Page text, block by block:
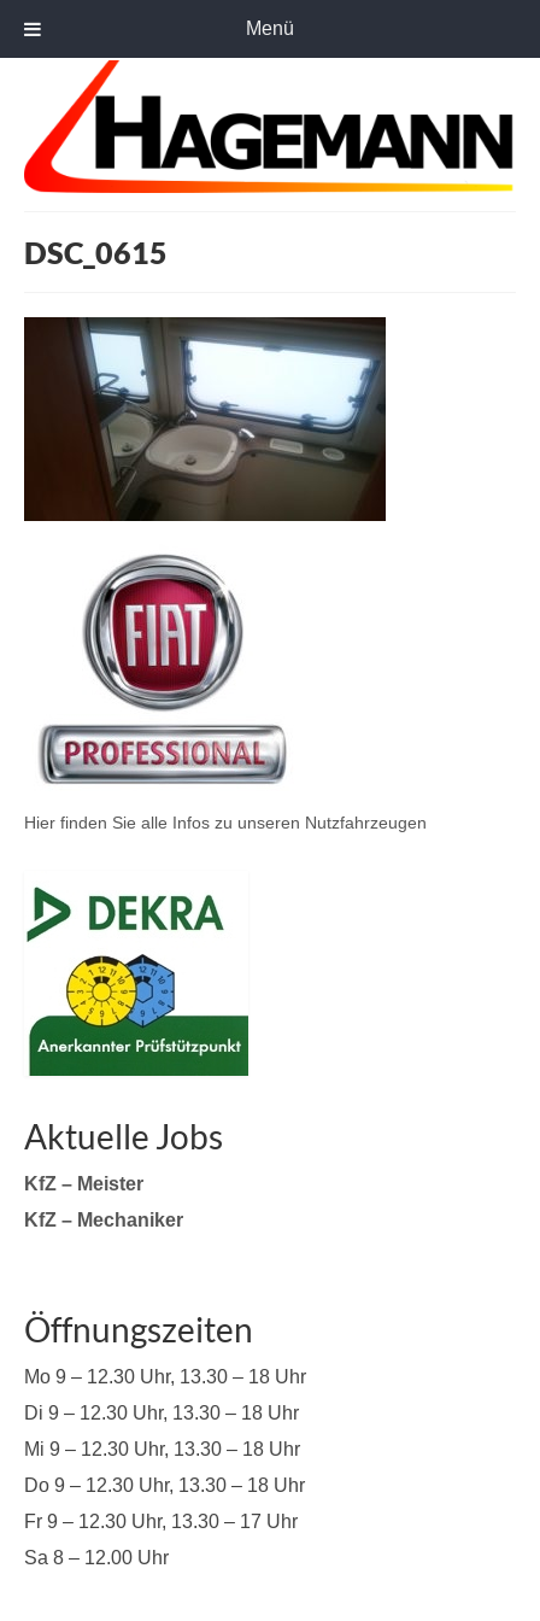
DSC_0615
Hier finden Sie alle Infos zu unseren Nutzfahrzeugen
Aktuelle Jobs
KfZ – Meister
KfZ – Mechaniker
Öffnungszeiten
Mo 9 – 12.30 Uhr, 13.30 – 18 Uhr
Di 9 – 12.30 Uhr, 13.30 – 18 Uhr
Mi 9 – 12.30 Uhr, 13.30 – 18 Uhr
Do 9 – 12.30 Uhr, 13.30 – 18 Uhr
Fr 9 – 12.30 Uhr, 13.30 – 17 Uhr
Sa 8 – 12.00 Uhr
Menü